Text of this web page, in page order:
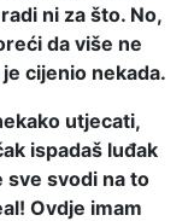
ni za što. No,
da više ne
cijenio nekada.
utjecati,
ispadaš luđak
sve svodi na to
Ovdje imam